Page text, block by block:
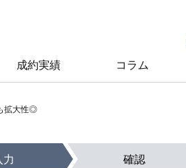
成約実績 コラム
拡大性◎
力 確認